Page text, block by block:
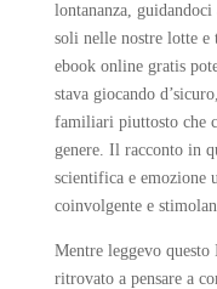
lontananza,
soli nelle nostre lotte
ebook online gratis
stava giocando
familiari piuttosto che
genere. Il racconto in
scientifica e emozione
coinvolgente e
Mentre leggevo
ritrovato a pensare a